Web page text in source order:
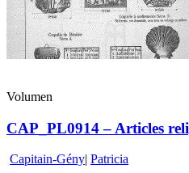
Volumen
CAP_PL0914 – Articles
Capitain-Gény| Patricia